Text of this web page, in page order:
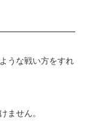
うな戦い方をすれ
ません。